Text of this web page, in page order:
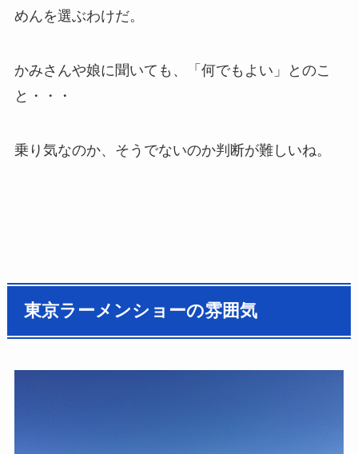
めんを選ぶわけだ。
かみさんや娘に聞いても、「何でもよい」とのこ
と・・・
乗り気なのか、そうでないのか判断が難しいね。
東京ラーメンショーの雰囲気